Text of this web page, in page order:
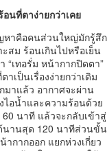
อนที่ตาง่ายกว่าเคย
หาคือคนส่วนใหญ่มักรู้สึก
สม ร้อนเกินไปหรือเย็น
“เทอรั่ม หน้ากากปิดตา”
เป็นเรื่องง่ายกว่าเดิม
มาแล้ว อากาศจะผ่าน
ไอน้ำและความร้อนด้วย
นาที แล้วจะกลับเข้าสู่
นานสุด 120 นาทีส่วนขั้น
กากออก แยกห่วงเกี่ยว